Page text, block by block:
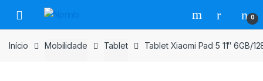
para
navegação
para
o
conteúdo
0
Início Mobilidade Tablet Tablet Xiaomi Pad 5 11″ 6GB/